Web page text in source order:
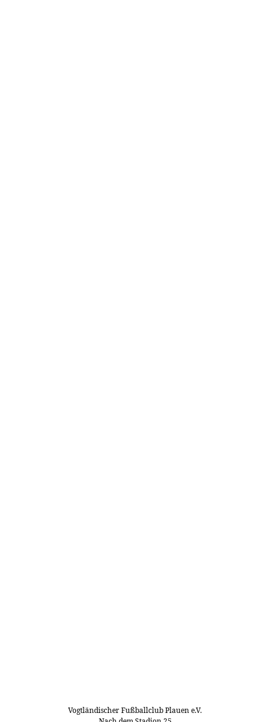
Vogtländischer Fußballclub Plauen e.V.